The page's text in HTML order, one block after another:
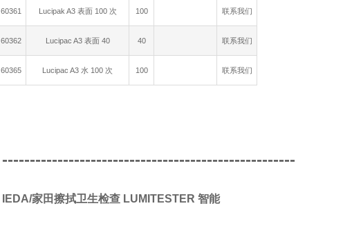
60361 Lucipak A3 表面 100 次 100 联系我们
60362 Lucipac A3 表面 40 40 联系我们
60365 Lucipac A3 水 100 次 100 联系我们
-----------------------------------------------------
IEDA/家田擦拭卫生检查 LUMITESTER 智能